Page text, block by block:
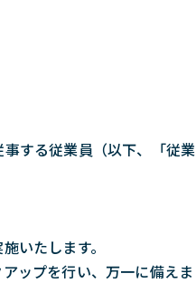
する従業員（以下、「従業
いたします。
ップを行い、万一に備えま